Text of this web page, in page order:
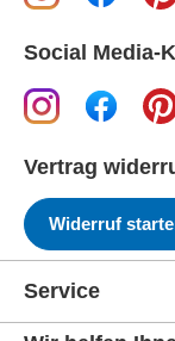
Social Media-
Vertrag
Widerruf
Service